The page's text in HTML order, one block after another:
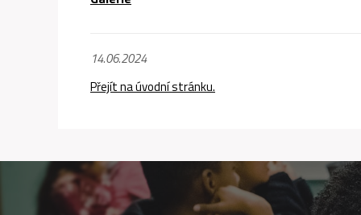
14.06.2024
Přejít na úvodní stránku.